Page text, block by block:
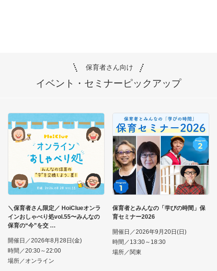
保育者さん向け
イベント・セミナーピックアップ
＼保育者さん限定／ HoiClueオンラ
インおしゃべり処vol.55〜みんなの
保育の“今”を交
開催日／2026年8月28日(金)
時間／20:30～22:00
場所／オンライン
保育者とみんなの「学びの時間」保
育セミナー2026
開催日／2026年9月20日(日)
時間／13:30～18:30
場所／関東